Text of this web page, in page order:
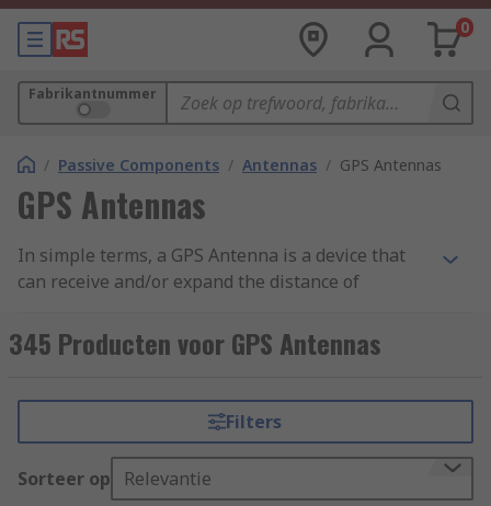
0
Fabrikantnummer
/ Passive Components / Antennas / GPS Antennas
GPS Antennas
In simple terms, a GPS Antenna is a device that
can receive and/or expand the distance of
distant GPS satellites. These GPS Antennas
cleverly convert RF signals into electronic signals
Here at RS we stock a wide range of GPS
Antennas that are manufactured by market-
345 Producten voor GPS Antennas
Filters
Sorteer op Relevantie